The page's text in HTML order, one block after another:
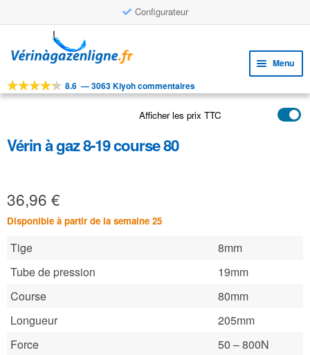
Configurateur
à
navigation
au
Menu
OUTILS
le
menu
APPLICATIONS
FAQ
8.6 —3063 Kiyoh commentaires
Afficher les prix TTC
Vérin à gaz 8-19 course 80
36,96 €
Disponible à partir de la semaine 25
Tige
8mm
Tube de pression
19mm
Course
80mm
Longueur
205mm
Force
50 – 800N